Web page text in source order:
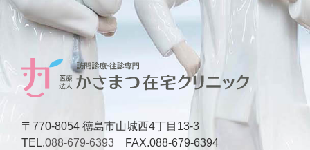
〒770-8054 徳島市山城西4丁目13-3
TEL.088-679-6393 FAX.088-679-6394